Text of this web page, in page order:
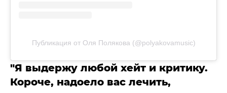
Публикация от Оля Полякова (@polyakovamusic)
"Я выдержу любой хейт и критику.
Короче, надоело вас лечить,